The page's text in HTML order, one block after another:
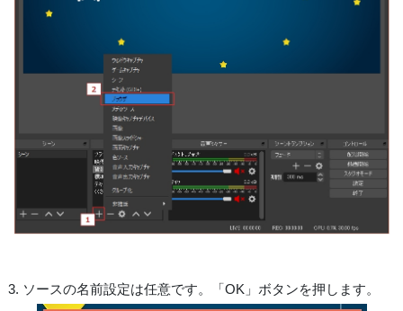
3. ソースの名前設定は任意です。「OK」ボタンを押します。